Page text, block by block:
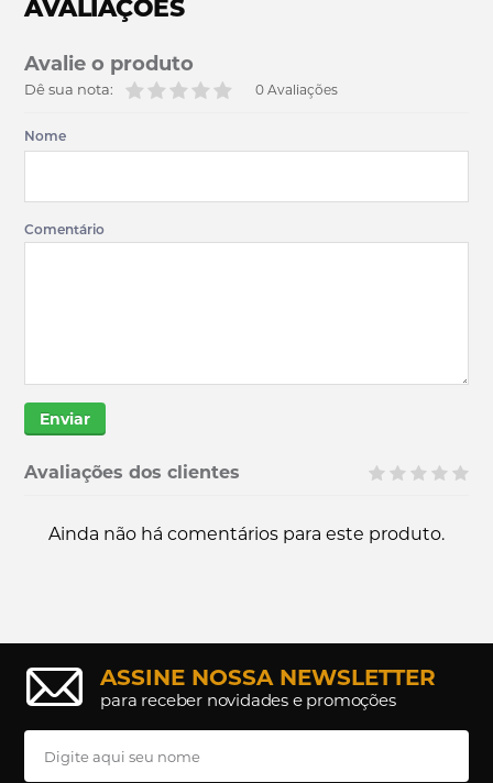
AVALIAÇÕES
Avalie o produto
0 Avaliações
Dê sua nota:
Nome
Comentário
Enviar
Avaliações dos clientes
Ainda não há comentários para este produto.
ASSINE NOSSA NEWSLETTER
para receber novidades e promoções